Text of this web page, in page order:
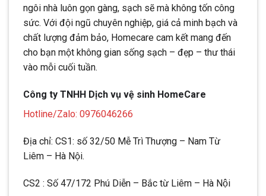
ngôi nhà luôn gọn gàng, sạch sẽ mà không tốn công
sức. Với đội ngũ chuyên nghiệp, giá cả minh bạch và
chất lượng đảm bảo, Homecare cam kết mang đến
cho bạn một không gian sống sạch – đẹp – thư thái
vào mỗi cuối tuần.
Công ty TNHH Dịch vụ vệ sinh HomeCare
Hotline/Zalo: 0976046266
Địa chỉ: CS1: số 32/50 Mễ Trì Thượng – Nam Từ
Liêm – Hà Nội.
CS2 : Số 47/172 Phú Diễn – Bắc từ Liêm – Hà Nội